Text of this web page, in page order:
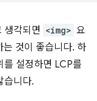
생각되면 <img> 요
는 것이 좋습니다. 하
를 설정하면 LCP를
습니다.